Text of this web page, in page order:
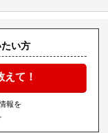
い方
て！
報を